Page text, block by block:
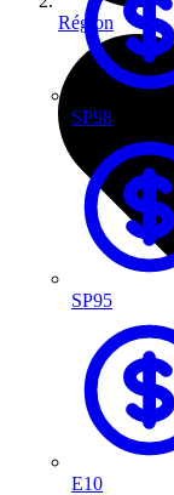
SP98
SP95
E10
Région